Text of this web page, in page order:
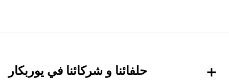
حلفائنا و شركائنا في يوربكار